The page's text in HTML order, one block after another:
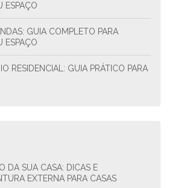
ESPAÇO
ESPAÇO
EXTERNA PARA CASAS